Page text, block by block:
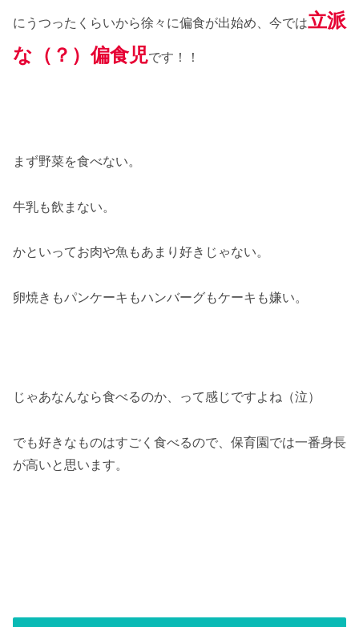
にうつったくらいから徐々に偏食が出始め、今では立派
な（？）偏食児です！！
まず野菜を食べない。
牛乳も飲まない。
かといってお肉や魚もあまり好きじゃない。
卵焼きもパンケーキもハンバーグもケーキも嫌い。
じゃあなんなら食べるのか、って感じですよね（泣）
でも好きなものはすごく食べるので、保育園では一番身長
が高いと思います。